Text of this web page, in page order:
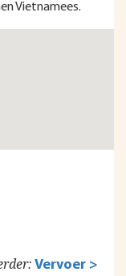
Vietnamees.
Vervoer >